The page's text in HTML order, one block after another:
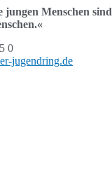
jungen Menschen sind
0
jugendring.de